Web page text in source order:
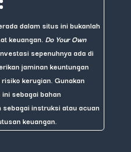
dalam situs ini bukanlah
keuangan. Do Your Own
sepenuhnya ada di
jaminan keuntungan
kerugian. Gunakan
sebagai bahan
instruksi atau acuan
keuangan.